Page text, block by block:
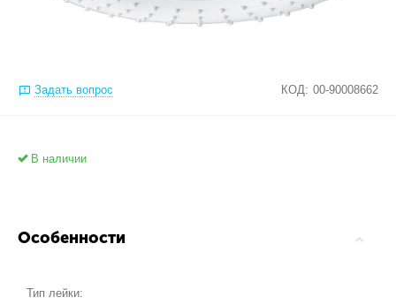
Задать вопрос КОД: 00-90008662
В наличии
Особенности
Тип лейки: